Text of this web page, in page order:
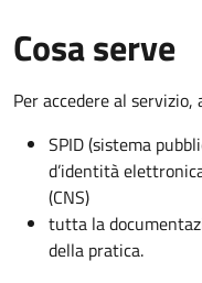
Cosa serve
Per accedere al
SPID (sistema
d’identità
(CNS)
tutta la
della pratica.